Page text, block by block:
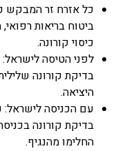
כל אזרח זר המבקש
ביטוח בריאות
כיסוי קורונה.
לפני הטיסה
היציאה.
עם הכניסה לישראל:
בדיקת קורונה
החלימו מהנגיף.